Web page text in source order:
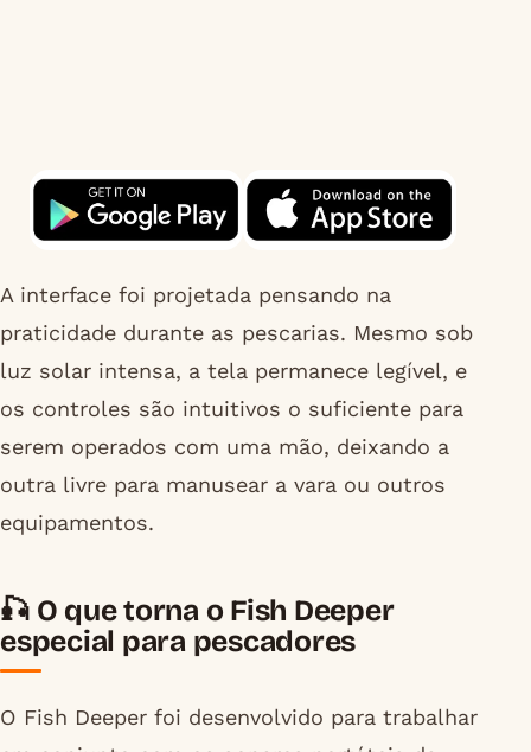
A interface foi projetada pensando na
praticidade durante as pescarias. Mesmo sob
luz solar intensa, a tela permanece legível, e
os controles são intuitivos o suficiente para
serem operados com uma mão, deixando a
outra livre para manusear a vara ou outros
equipamentos.
🎣 O que torna o Fish Deeper
especial para pescadores
O Fish Deeper foi desenvolvido para trabalhar